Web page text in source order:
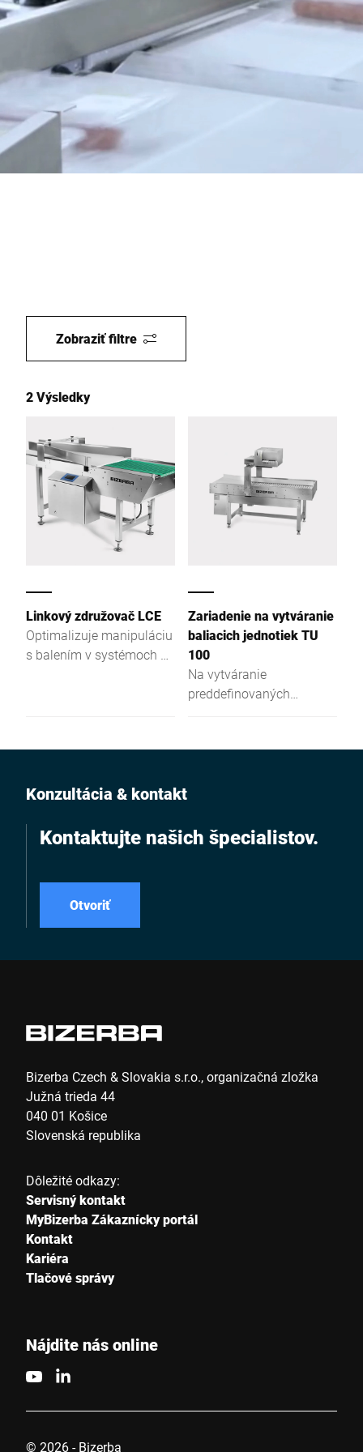
Globálna webová stránka
Zobraziť filtre
2 Výsledky
Linkový združovač LCE
Optimalizuje manipuláciu
s balením v systémoch na
Zariadenie na vytváranie
baliacich jednotiek TU
100
Na vytváranie
preddefinovaných
označovací systém
Konzultácia & kontakt
Kontaktujte našich špecialistov.
Otvoriť
Bizerba Czech & Slovakia s.r.o., organizačná zložka
Južná trieda 44
040 01 Košice
Slovenská republika
Dôležité odkazy:
Servisný kontakt
MyBizerba Zákaznícky portál
Kontakt
Kariéra
Tlačové správy
Nájdite nás online
© 2026 - Bizerba